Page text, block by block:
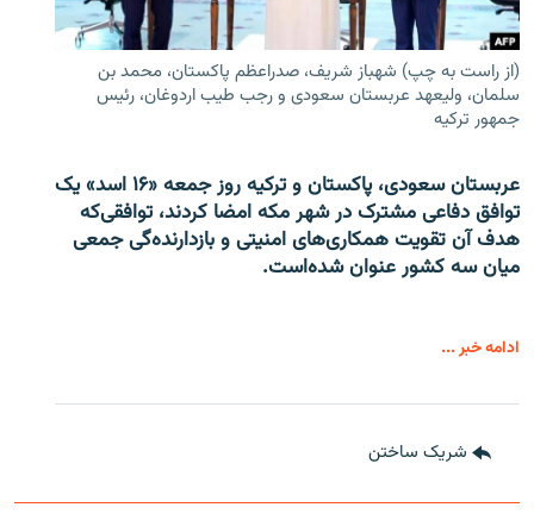
(از راست به چپ) شهباز شریف، صدراعظم پاکستان، محمد بن
سلمان، ولیعهد عربستان سعودی و رجب طیب اردوغان، رئیس
جمهور ترکیه
عربستان سعودی، پاکستان و ترکیه روز جمعه «۱۶ اسد» یک
توافق دفاعی مشترک در شهر مکه امضا کردند، توافقی‌که
هدف آن تقویت همکاری‌های امنیتی و بازدارنده‌گی جمعی
میان سه کشور عنوان شده‌است.
ادامه خبر ...
شریک ساختن